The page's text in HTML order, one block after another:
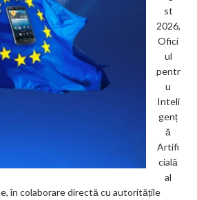
st
2026,
Ofici
ul
pentr
u
Inteli
genț
ă
Artifi
cială
al
în colaborare directă cu autoritățile